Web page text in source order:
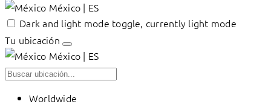
México | ES
Dark and light mode toggle, currently light mode
Tu ubicación
México | ES
Worldwide